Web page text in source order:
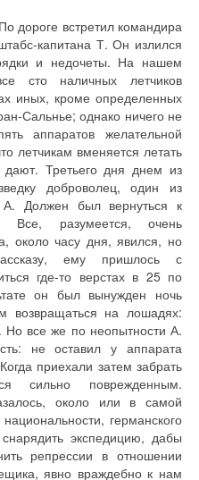
дороге встретил командира
капитана Т. Он излился
и недочеты. На нашем
сто наличных летчиков
иных, кроме определенных
Сальнье; однако ничего не
аппаратов желательной
летчикам вменяется летать
Третьего дня днем из
доброволец, один из
А. Должен был вернуться к
разумеется, очень
около часу дня, явился, но
ему пришлось с
где-то верстах в 25 по
он был вынужден ночь
возвращаться на лошадях:
Но все же по неопытности А.
не оставил у аппарата
приехали затем забрать
сильно поврежденным.
около или в самой
германского
экспедицию, дабы
репрессии в отношении
явно враждебно к нам